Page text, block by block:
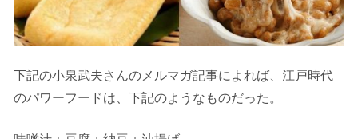
下記の小泉武夫さんのメルマガ記事によれば、江戸時代
のパワーフードは、下記のようなものだった。